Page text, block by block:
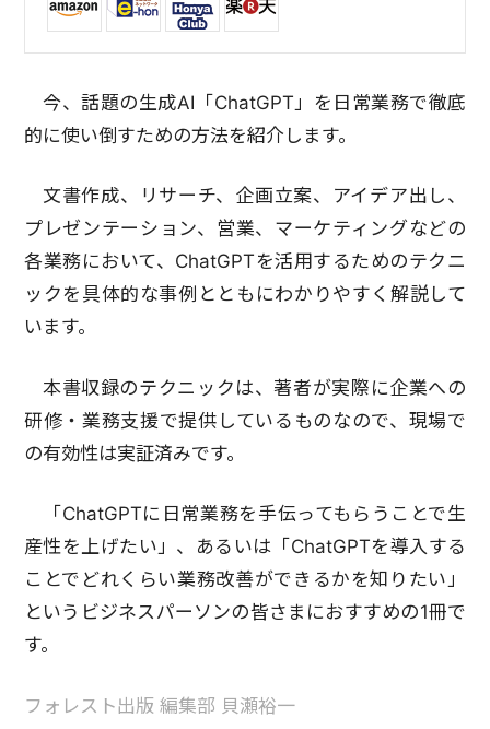
今、話題の生成AI「ChatGPT」を日常業務で徹底
的に使い倒すための方法を紹介します。
文書作成、リサーチ、企画立案、アイデア出し、
プレゼンテーション、営業、マーケティングなどの
各業務において、ChatGPTを活用するためのテクニ
ックを具体的な事例とともにわかりやすく解説して
います。
本書収録のテクニックは、著者が実際に企業への
研修・業務支援で提供しているものなので、現場で
の有効性は実証済みです。
「ChatGPTに日常業務を手伝ってもらうことで生
産性を上げたい」、あるいは「ChatGPTを導入する
ことでどれくらい業務改善ができるかを知りたい」
というビジネスパーソンの皆さまにおすすめの1冊で
す。
フォレスト出版 編集部 貝瀬裕一